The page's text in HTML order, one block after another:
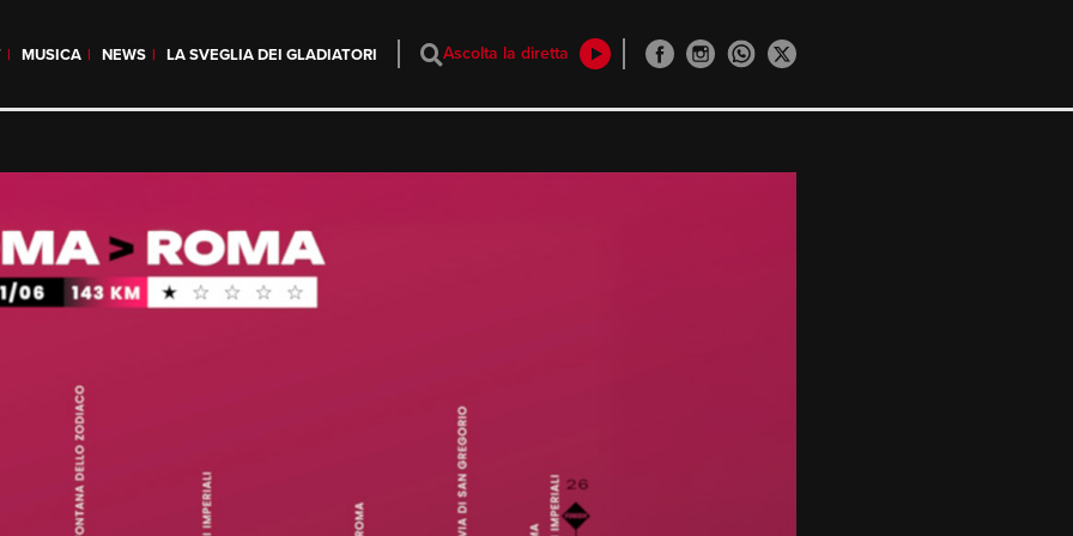
MUSICA NEWS LA SVEGLIA DEI GLADIATORI Ascolta la diretta